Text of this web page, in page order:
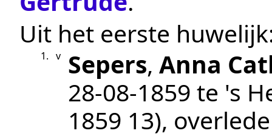
Uit het eerste
1. v Sepers, Anna
28‑08‑1859 te 's
1859 13),